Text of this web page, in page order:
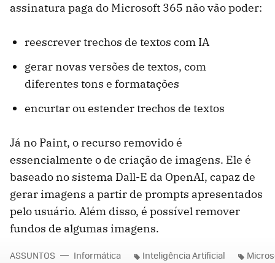
assinatura paga do Microsoft 365 não vão poder:
reescrever trechos de textos com IA
gerar novas versões de textos, com
diferentes tons e formatações
encurtar ou estender trechos de textos
Já no Paint, o recurso removido é
essencialmente o de criação de imagens. Ele é
baseado no sistema Dall-E da OpenAI, capaz de
gerar imagens a partir de prompts apresentados
pelo usuário. Além disso, é possível remover
fundos de algumas imagens.
ASSUNTOS Informática Inteligência Artificial